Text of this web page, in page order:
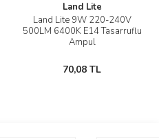
Land Lite
Land Lite 9W 220-240V
500LM 6400K E14 Tasarruflu
Ampul
70,08 TL